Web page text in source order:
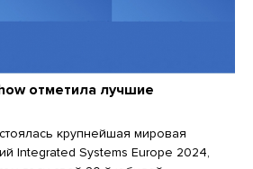
отметила лучшие
крупнейшая мировая
Integrated Systems Europe 2024,